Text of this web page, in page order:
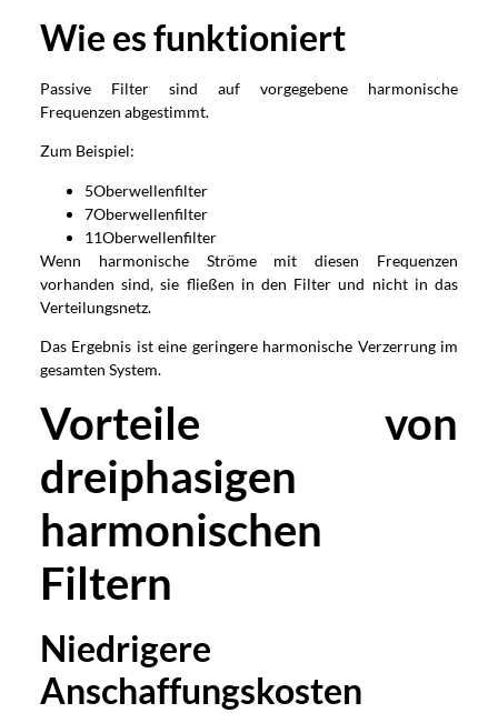
Wie es funktioniert
Passive Filter sind auf vorgegebene harmonische
Frequenzen abgestimmt.
Zum Beispiel:
5Oberwellenfilter
7Oberwellenfilter
11Oberwellenfilter
Wenn harmonische Ströme mit diesen Frequenzen
vorhanden sind, sie fließen in den Filter und nicht in das
Verteilungsnetz.
Das Ergebnis ist eine geringere harmonische Verzerrung im
gesamten System.
Vorteile von
dreiphasigen
harmonischen
Filtern
Niedrigere
Anschaffungskosten